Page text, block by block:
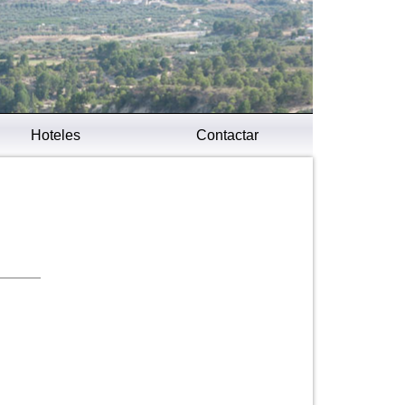
Hoteles Contactar